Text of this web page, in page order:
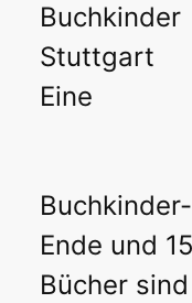
Buchkinder
Stuttgart
Eine
Ende und
Bücher